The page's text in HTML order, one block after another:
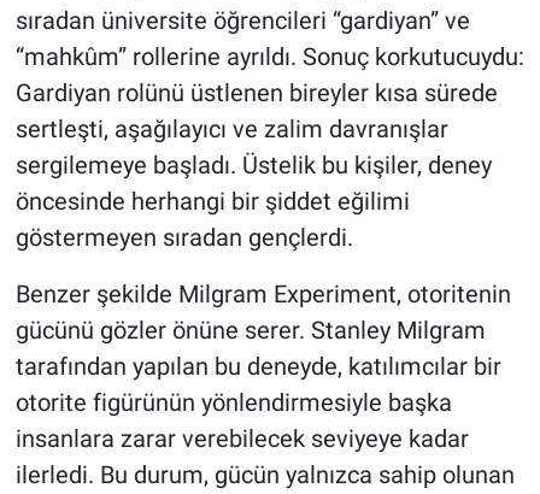
sıradan üniversite öğrencileri “gardiyan” ve
“mahkûm” rollerine ayrıldı. Sonuç korkutucuydu:
Gardiyan rolünü üstlenen bireyler kısa sürede
sertleşti, aşağılayıcı ve zalim davranışlar
sergilemeye başladı. Üstelik bu kişiler, deney
öncesinde herhangi bir şiddet eğilimi
göstermeyen sıradan gençlerdi.
Benzer şekilde Milgram Experiment, otoritenin
gücünü gözler önüne serer. Stanley Milgram
tarafından yapılan bu deneyde, katılımcılar bir
otorite figürünün yönlendirmesiyle başka
insanlara zarar verebilecek seviyeye kadar
ilerledi. Bu durum, gücün yalnızca sahip olunan